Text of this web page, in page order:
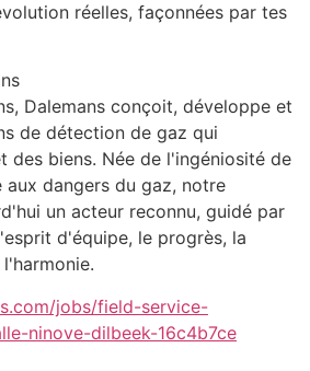
réelles, façonnées par tes
Dalemans conçoit, développe et
de détection de gaz qui
des biens. Née de l'ingéniosité de
dangers du gaz, notre
un acteur reconnu, guidé par
d'équipe, le progrès, la
jobs/field-service-
ninove-dilbeek-16c4b7ce